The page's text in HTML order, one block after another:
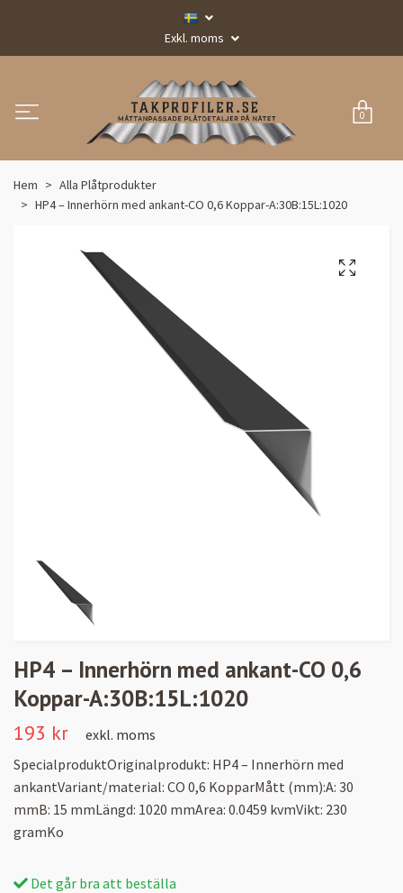
Exkl. moms
0
Hem
Alla Plåtprodukter
HP4 – Innerhörn med ankant-CO 0,6 Koppar-A:30B:15L:1020
HP4 – Innerhörn med ankant-CO 0,6
Koppar-A:30B:15L:1020
193 kr
exkl. moms
SpecialproduktOriginalprodukt: HP4 – Innerhörn med
ankantVariant/material: CO 0,6 KopparMått (mm):A: 30
mmB: 15 mmLängd: 1020 mmArea: 0.0459 kvmVikt: 230
gramKo
Det går bra att beställa